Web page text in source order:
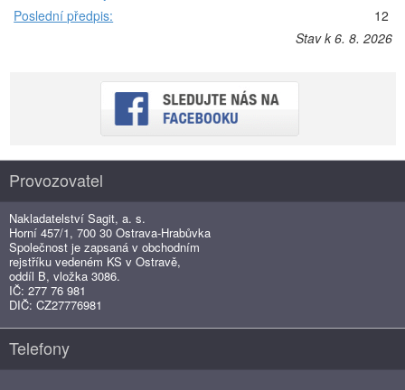
Poslední předpis:
12
Stav k 6. 8. 2026
Provozovatel
Nakladatelství Sagit, a. s.
Horní 457/1, 700 30 Ostrava-Hrabůvka
Společnost je zapsaná v obchodním
rejstříku vedeném KS v Ostravě,
oddíl B, vložka 3086.
IČ: 277 76 981
DIČ: CZ27776981
Telefony